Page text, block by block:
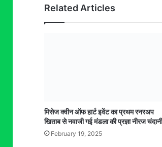
Related Articles
मिसेज क्वीन ऑफ हार्ट इवेंट का प्रथम रनरअप
खिताब से नवाजी गई मंडला की प्रज्ञा नीरज
February 19, 2025